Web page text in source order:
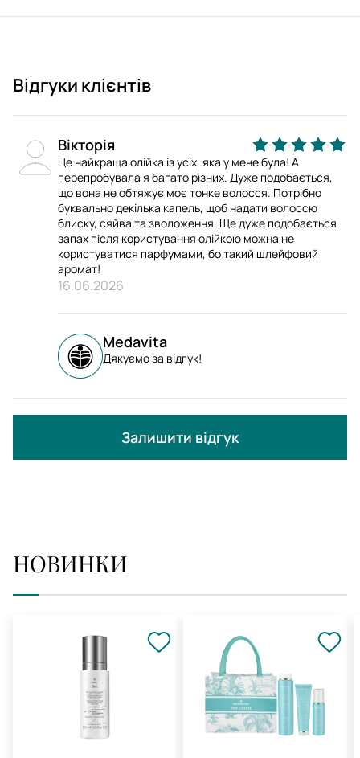
Відгуки клієнтів
Вікторія
Це найкраща олійка із усіх, яка у мене була! А
перепробувала я багато різних. Дуже подобається,
що вона не обтяжує моє тонке волосся. Потрібно
буквально декілька капель, щоб надати волоссю
блиску, сяйва та зволоження. Ще дуже подобається
запах після користування олійкою можна не
користуватися парфумами, бо такий шлейфовий
аромат!
16.06.2026
Medavita
Дякуємо за відгук!
Залишити відгук
НОВИНКИ